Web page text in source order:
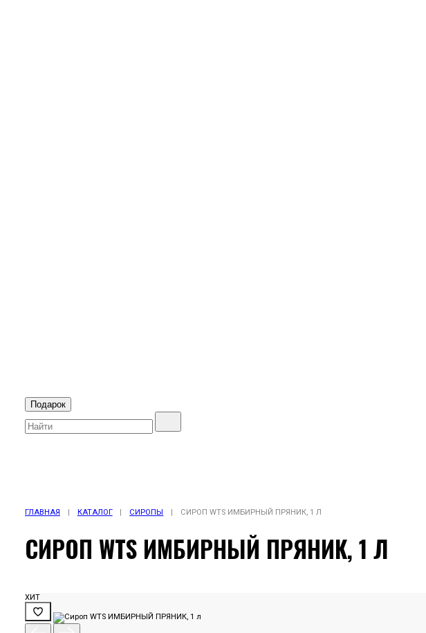
Подарок
ГЛАВНАЯ | КАТАЛОГ | СИРОПЫ | СИРОП WTS ИМБИРНЫЙ ПРЯНИК, 1 Л
СИРОП WTS ИМБИРНЫЙ ПРЯНИК, 1 Л
ХИТ